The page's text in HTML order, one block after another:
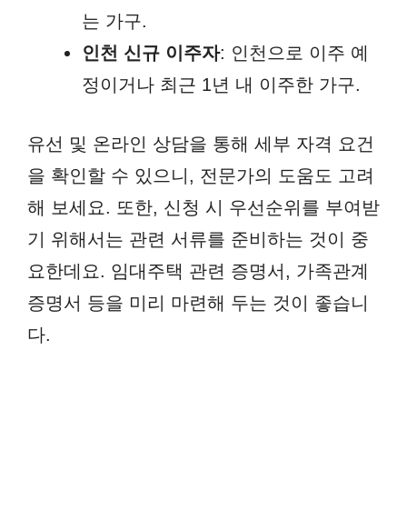
는 가구.
인천 신규 이주자: 인천으로 이주 예
정이거나 최근 1년 내 이주한 가구.
유선 및 온라인 상담을 통해 세부 자격 요건
을 확인할 수 있으니, 전문가의 도움도 고려
해 보세요. 또한, 신청 시 우선순위를 부여받
기 위해서는 관련 서류를 준비하는 것이 중
요한데요. 임대주택 관련 증명서, 가족관계
증명서 등을 미리 마련해 두는 것이 좋습니
다.